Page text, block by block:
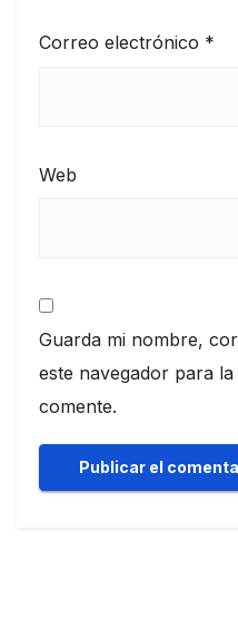
Correo electrónico *
Web
Guarda mi nombre,
este navegador para
comente.